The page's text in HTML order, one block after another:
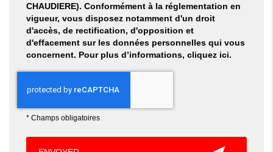
CHAUDIERE). Conformément à la réglementation en
vigueur, vous disposez notamment d'un droit
d'accès, de rectification, d'opposition et
d'effacement sur les données personnelles qui vous
concernent. Pour plus d’informations, cliquez ici.
* Champs obligatoires